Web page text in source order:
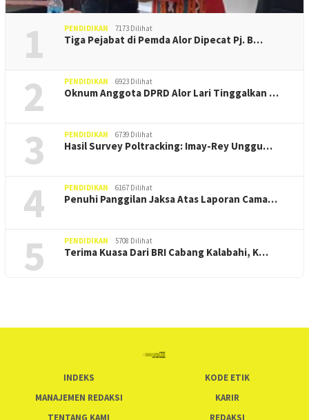
1 PENDIDIKAN 7173 Dilihat
Tiga Pejabat di Pemda Alor Dipecat Pj. B…
2 PENDIDIKAN 6923 Dilihat
Oknum Anggota DPRD Alor Lari Tinggalkan …
3 PENDIDIKAN 6739 Dilihat
Hasil Survey Poltracking: Imay-Rey Unggu…
4 PENDIDIKAN 6167 Dilihat
Penuhi Panggilan Jaksa Atas Laporan Cama…
5 PENDIDIKAN 5708 Dilihat
Terima Kuasa Dari BRI Cabang Kalabahi, K…
INDEKS
KODE ETIK
MANAJEMEN REDAKSI
KARIR
TENTANG KAMI
REDAKSI